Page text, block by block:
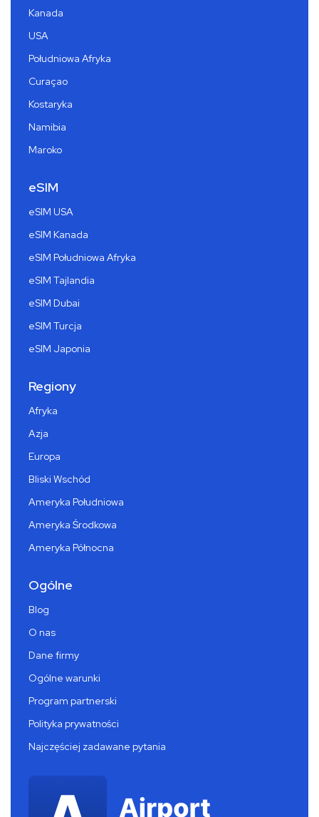
Kanada
USA
Południowa Afryka
Curaçao
Kostaryka
Namibia
Maroko
eSIM
eSIM USA
eSIM Kanada
eSIM Południowa Afryka
eSIM Tajlandia
eSIM Dubai
eSIM Turcja
eSIM Japonia
Regiony
Afryka
Azja
Europa
Bliski Wschód
Ameryka Południowa
Ameryka Środkowa
Ameryka Północna
Ogólne
Blog
O nas
Dane firmy
Ogólne warunki
Program partnerski
Polityka prywatności
Najczęściej zadawane pytania